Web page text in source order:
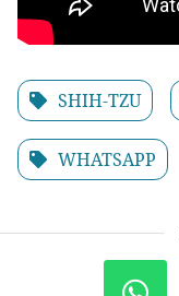
SHIH-TZU
WHATSAPP